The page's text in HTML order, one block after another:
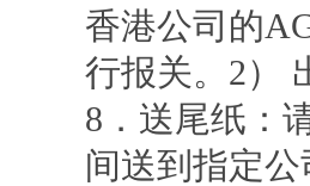
香港公司的
行报关。2）
8．送尾纸：
间送到指定